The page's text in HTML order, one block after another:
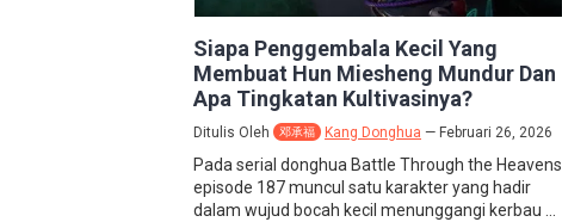
Siapa Penggembala Kecil Yang
Membuat Hun Miesheng Mundur Dan
Apa Tingkatan Kultivasinya?
Ditulis Oleh 邓承福 Kang Donghua Februari 26, 2026
Pada serial donghua Battle Through the Heavens
episode 187 muncul satu karakter yang hadir
dalam wujud bocah kecil menunggangi kerbau ...